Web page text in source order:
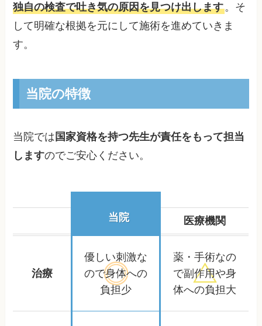
独自の検査で吐き気の原因を見つけ出します。そ
して明確な根拠を元にして施術を進めていきま
す。
当院の特徴
当院では 国家資格を持つ先生が責任をもって担当
しますのでご安心ください。
当院 医療機関
治療
優しい刺激な
ので身体への
負担少
薬・手術なの
で副作用や身
体への負担大